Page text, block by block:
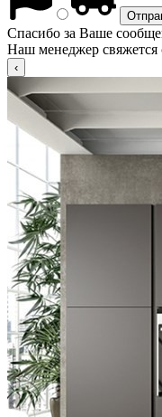
Спасибо за Ваше
Наш менеджер